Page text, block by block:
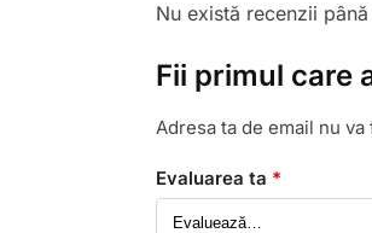
Nu există recenzii
Fii primul care
Adresa ta de email nu
Evaluarea ta *